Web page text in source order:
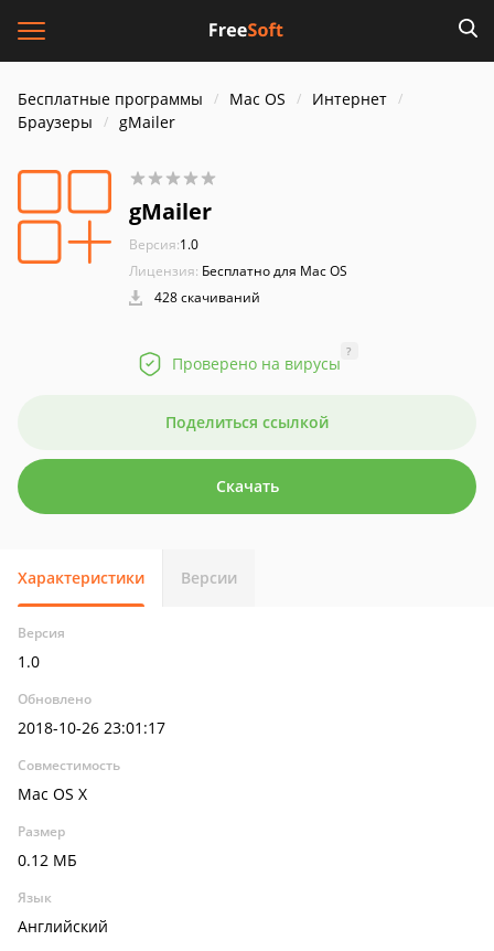
Бесплатные программы Mac OS
Интернет
Браузеры
gMailer
gMailer
Версия:1.0
Лицензия: Бесплатно для Mac OS
428 скачиваний
Проверено на вирусы
?
Поделиться ссылкой
Скачать
Характеристики Версии
Версия
1.0
Обновлено
2018-10-26 23:01:17
Совместимость
Mac OS X
Размер
0.12 МБ
Язык
Английский